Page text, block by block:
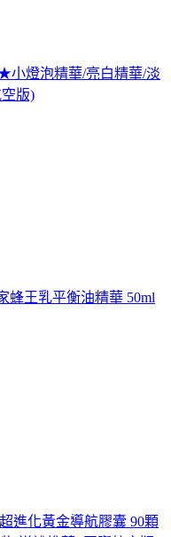
小燈泡精華/亮白精華/淡
版)
蜂王乳平衡油精華 50ml
進化黃金導航膠囊 90顆